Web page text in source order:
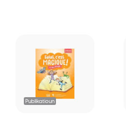
Publikatioun